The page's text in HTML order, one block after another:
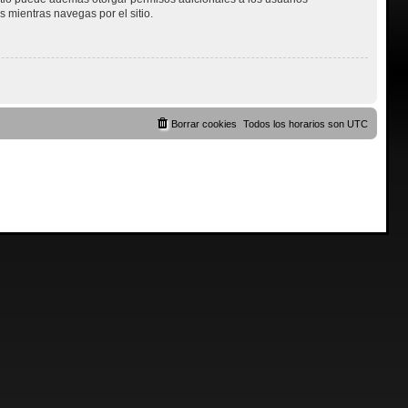
mientras navegas por el sitio.
Todos los horarios sonUTC
Borrar cookies